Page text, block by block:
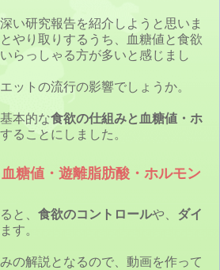
い研究報告を紹介しようと思いま
やり取りするうち、血糖値と食欲
らっしゃる方が多いと感じまし
ットの流行の影響でしょうか。
本的な食欲の仕組みと血糖値・ホ
ることにしました。
糖値・遊離脂肪酸・ホルモン
と、 食欲のコントロールや、
ダイ
す。
の解説となるので、動画を作って